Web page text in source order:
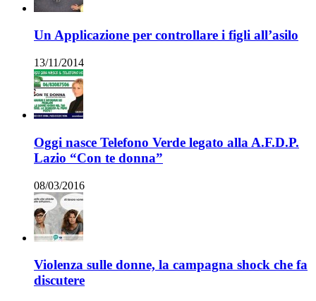
Un Applicazione per controllare i figli all’asilo
13/11/2014
Oggi nasce Telefono Verde legato alla A.F.D.P.
Lazio “Con te donna”
08/03/2016
Violenza sulle donne, la campagna shock che fa
discutere